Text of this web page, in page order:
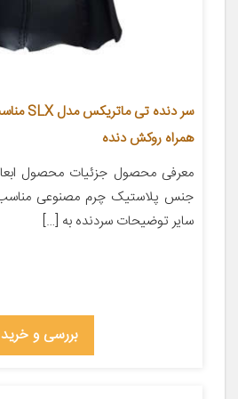
همراه روکش دنده
سایر توضیحات سردنده به […]
بررسی و خرید